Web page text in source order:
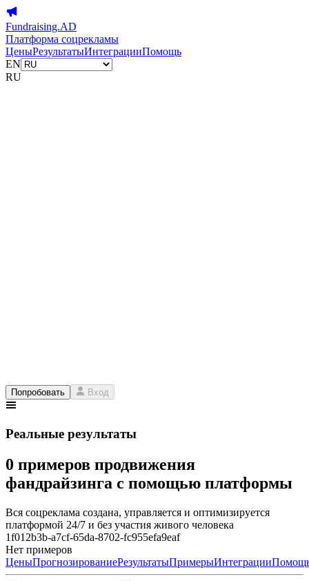
Fundraising.AD
Платформа соцрекламы
ЦеныРезультатыИнтеграцииПомощь
EN
RU
Попробовать Вход
Реальные результаты
0 примеров продвижения
фандрайзинга с помощью платформы
Вся соцреклама создана, управляется и оптимизируется
платформой 24/7 и без участия живого человека
1f012b3b-a7cf-65da-8702-fc955efa9eaf
Нет примеров
ЦеныПрогнозированиеРезультатыПримерыИнтеграции